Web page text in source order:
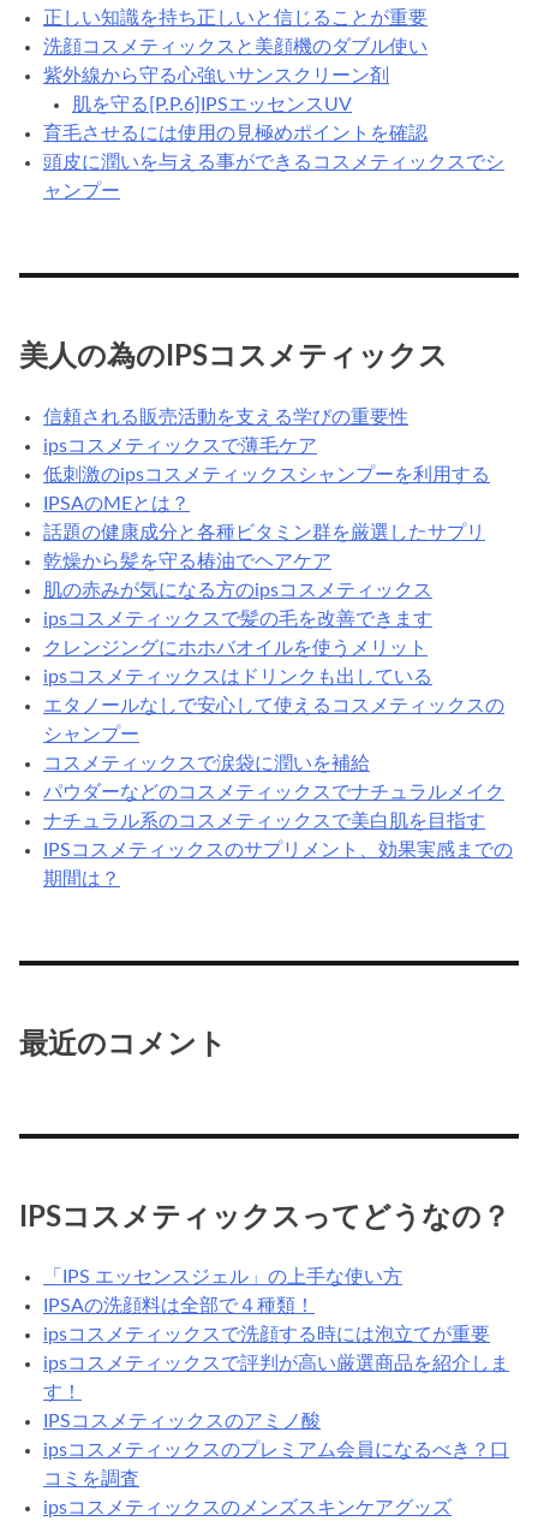
正しい知識を持ち正しいと信じることが重要
洗顔コスメティックスと美顔機のダブル使い
紫外線から守る心強いサンスクリーン剤
肌を守る[P.P.6]IPSエッセンスUV
育毛させるには使用の見極めポイントを確認
頭皮に潤いを与える事ができるコスメティックスでシ
ャンプー
美人の為のIPSコスメティックス
信頼される販売活動を支える学びの重要性
ipsコスメティックスで薄毛ケア
低刺激のipsコスメティックスシャンプーを利用する
IPSAのMEとは？
話題の健康成分と各種ビタミン群を厳選したサプリ
乾燥から髪を守る椿油でヘアケア
肌の赤みが気になる方のipsコスメティックス
ipsコスメティックスで髪の毛を改善できます
クレンジングにホホバオイルを使うメリット
ipsコスメティックスはドリンクも出している
エタノールなしで安心して使えるコスメティックスの
シャンプー
コスメティックスで涙袋に潤いを補給
パウダーなどのコスメティックスでナチュラルメイク
ナチュラル系のコスメティックスで美白肌を目指す
IPSコスメティックスのサプリメント、効果実感までの
期間は？
最近のコメント
IPSコスメティックスってどうなの？
「IPS エッセンスジェル」の上手な使い方
IPSAの洗顔料は全部で４種類！
ipsコスメティックスで洗顔する時には泡立てが重要
ipsコスメティックスで評判が高い厳選商品を紹介しま
す！
IPSコスメティックスのアミノ酸
ipsコスメティックスのプレミアム会員になるべき？口
コミを調査
ipsコスメティックスのメンズスキンケアグッズ